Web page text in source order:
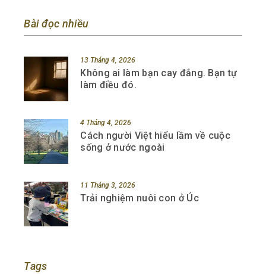
Bài đọc nhiều
13 Tháng 4, 2026
Không ai làm bạn cay đắng. Bạn tự
làm điều đó.
4 Tháng 4, 2026
Cách người Việt hiểu lầm về cuộc
sống ở nước ngoài
11 Tháng 3, 2026
Trải nghiệm nuôi con ở Úc
Tags